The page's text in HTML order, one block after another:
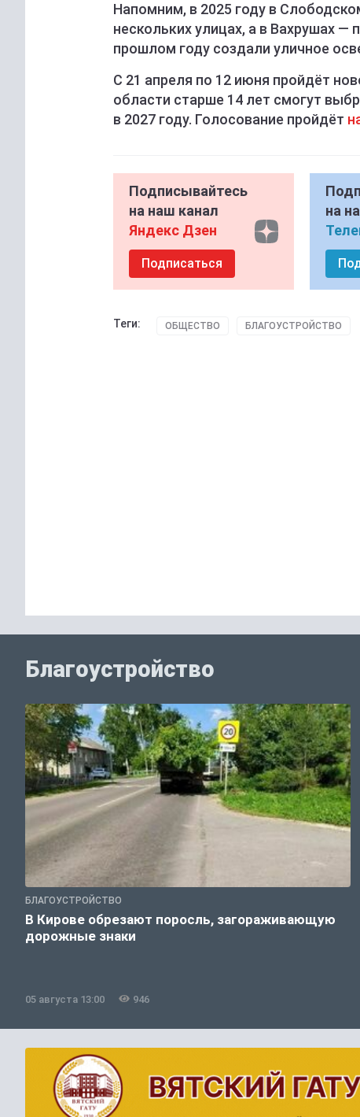
Напомним, в 2025 году в
нескольких улицах, а в Вахрушах
прошлом году создали уличное
С 21 апреля по 12 июня пройдёт
области старше 14 лет смогут
в 2027 году. Голосование пройдёт
Подписывайтесь
на наш канал
Яндекс Дзен
Подписаться
на
Теги: ОБЩЕСТВО БЛАГОУСТРОЙСТВО
Благоустройство
БЛАГОУСТРОЙСТВО
В Кирове обрезают поросль, загораживающую
дорожные знаки
05 августа 13:00 946